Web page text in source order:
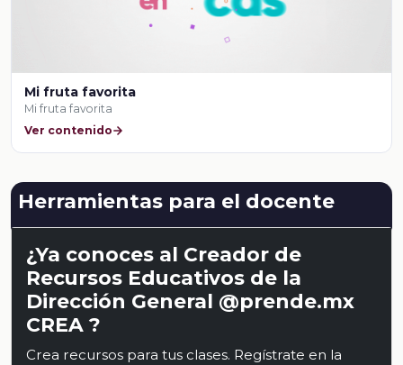
Mi fruta favorita
Mi fruta favorita
Ver contenido
Herramientas para el docente
¿Ya conoces al Creador de
Recursos Educativos de la
Dirección General @prende.mx
CREA ?
Crea recursos para tus clases. Regístrate en la